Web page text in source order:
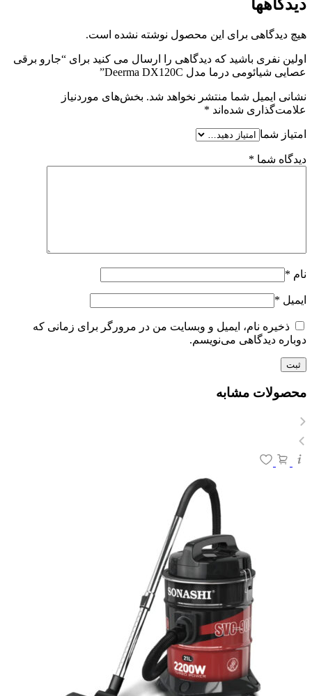
دیدگاهها
هیچ دیدگاهی برای این محصول نوشته نشده است.
اولین نفری باشید که دیدگاهی را ارسال می کنید برای “جارو برقی
عصایی شیائومی درما مدل Deerma DX120C”
نشانی ایمیل شما منتشر نخواهد شد. بخش‌های موردنیاز
علامت‌گذاری شده‌اند *
امتیاز شما
دیدگاه شما *
نام *
ایمیل *
ذخیره نام، ایمیل و وبسایت من در مرورگر برای زمانی که
دوباره دیدگاهی می‌نویسم.
محصولات مشابه